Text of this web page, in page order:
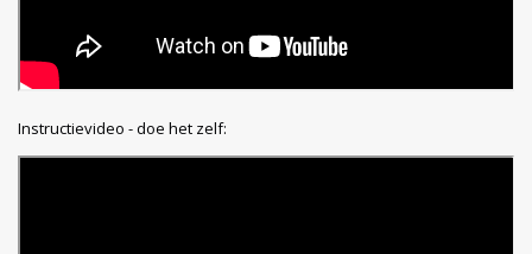
Instructievideo - doe het zelf: